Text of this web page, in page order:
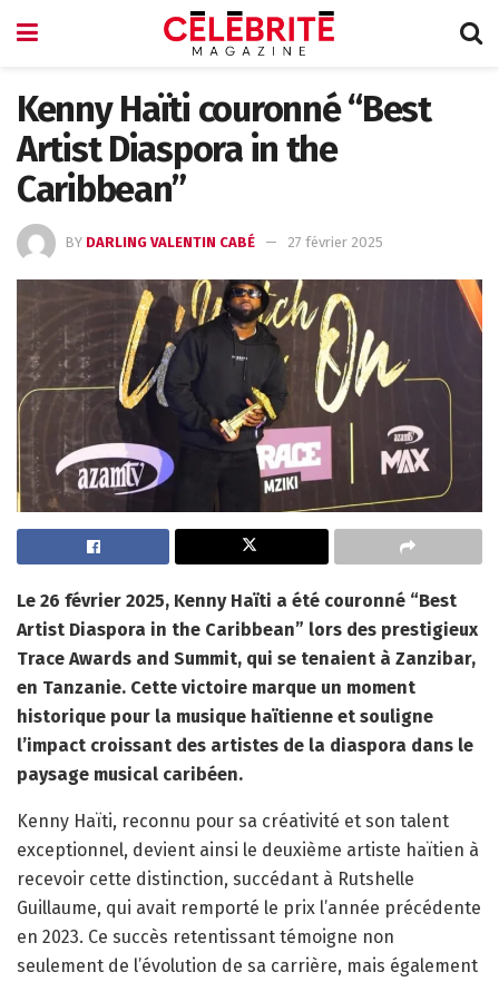
Kenny Haïti couronné “Best
Artist Diaspora in the
Caribbean”
BY DARLING VALENTIN CABÉ 27 février 2025
Le 26 février 2025, Kenny Haïti a été couronné “Best
Artist Diaspora in the Caribbean” lors des prestigieux
Trace Awards and Summit, qui se tenaient à Zanzibar,
en Tanzanie. Cette victoire marque un moment
historique pour la musique haïtienne et souligne
l’impact croissant des artistes de la diaspora dans le
paysage musical caribéen.
Kenny Haïti, reconnu pour sa créativité et son talent
exceptionnel, devient ainsi le deuxième artiste haïtien à
recevoir cette distinction, succédant à Rutshelle
Guillaume, qui avait remporté le prix l’année précédente
en 2023. Ce succès retentissant témoigne non
seulement de l’évolution de sa carrière, mais également